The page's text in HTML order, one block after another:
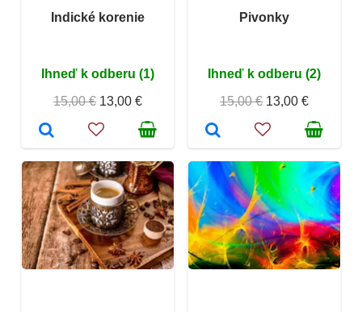
Indické korenie
Ihneď k odberu (1)
15,00 € 13,00 €
Pivonky
Ihneď k odberu (2)
15,00 € 13,00 €